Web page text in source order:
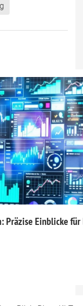
Einblicke